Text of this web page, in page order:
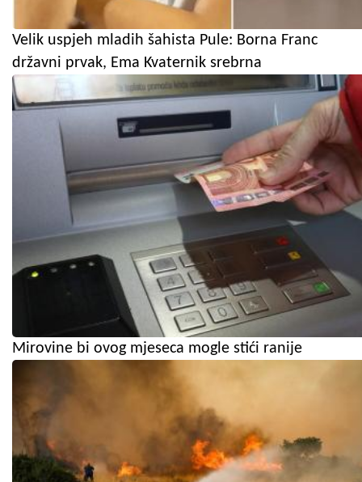
Velik uspjeh mladih šahista Pule: Borna Franc
državni prvak, Ema Kvaternik srebrna
Mirovine bi ovog mjeseca mogle stići ranije